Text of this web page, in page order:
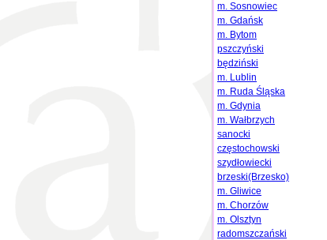
m. Sosnowiec
m. Gdańsk
m. Bytom
pszczyński
będziński
m. Lublin
m. Ruda Śląska
m. Gdynia
m. Wałbrzych
sanocki
częstochowski
szydłowiecki
brzeski(Brzesko)
m. Gliwice
m. Chorzów
m. Olsztyn
radomszczański